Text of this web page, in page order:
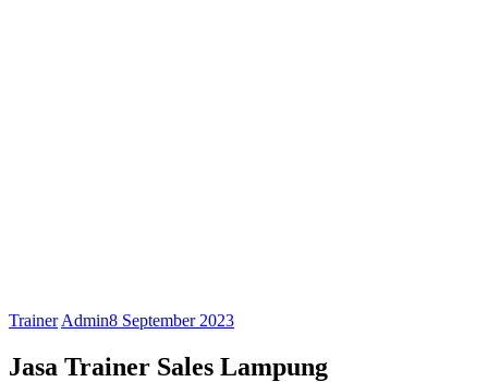
Trainer Admin8 September 2023
Jasa Trainer Sales Lampung